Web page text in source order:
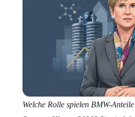
Welche Rolle spielen BMW-